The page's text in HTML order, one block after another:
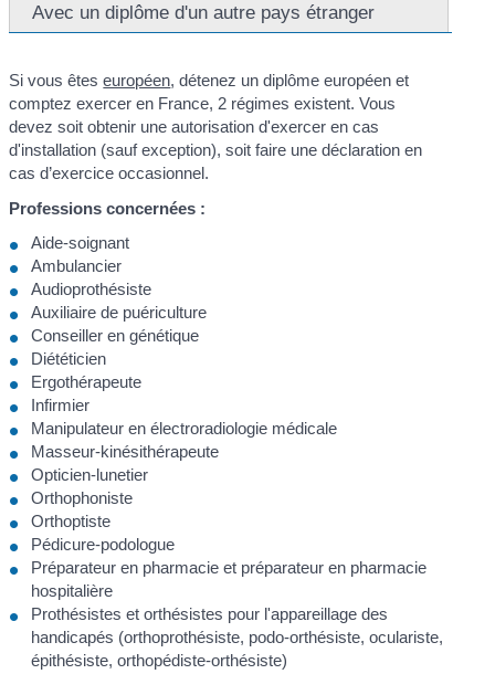
Avec un diplôme d'un autre pays étranger
Si vous êteseuropéen, détenez un diplôme européen et
comptez exercer en France, 2 régimes existent. Vous
devez soit obtenir une autorisation d'exercer en cas
d'installation (sauf exception), soit faire une déclaration en
cas d’exercice occasionnel.
Professions concernées :
Aide-soignant
Ambulancier
Audioprothésiste
Auxiliaire de puériculture
Conseiller en génétique
Diététicien
Ergothérapeute
Infirmier
Manipulateur en électroradiologie médicale
Masseur-kinésithérapeute
Opticien-lunetier
Orthophoniste
Orthoptiste
Pédicure-podologue
Préparateur en pharmacie et préparateur en pharmacie
hospitalière
Prothésistes et orthésistes pour l'appareillage des
handicapés (orthoprothésiste, podo-orthésiste, oculariste,
épithésiste, orthopédiste-orthésiste)